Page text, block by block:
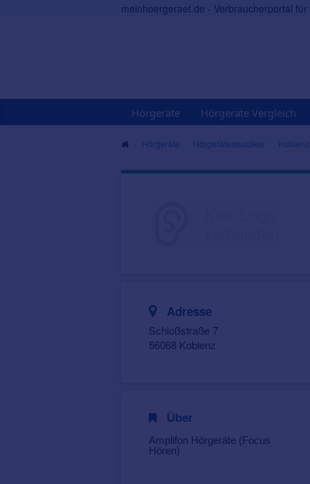
meinhoergeraet.de - Verbraucherportal
Hörgeräte Hörgeräte Vergleich
Hörgeräte Hörgeräteakustiker Koblenz
Adresse
Schloßstraße 7
56068 Koblenz
Über
Amplifon Hörgeräte (Focus
Hören)